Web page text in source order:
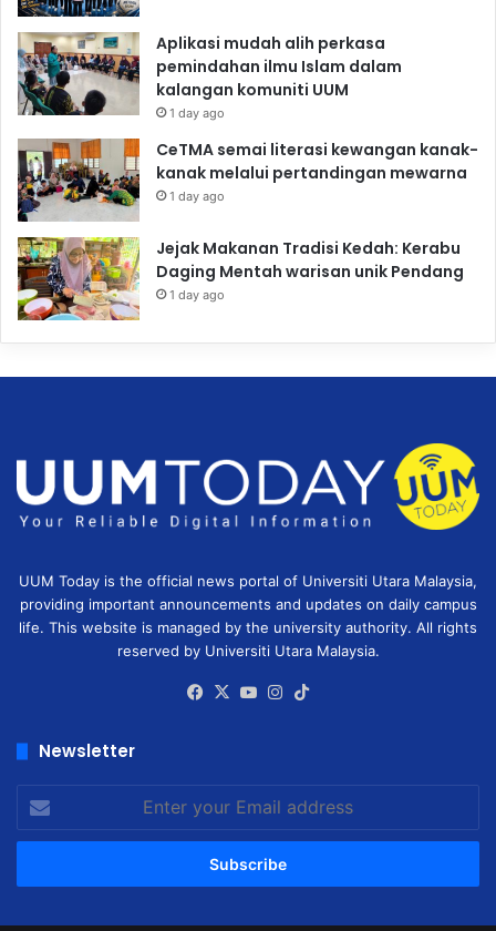
Aplikasi mudah alih perkasa
pemindahan ilmu Islam dalam
kalangan komuniti UUM
1 day ago
CeTMA semai literasi kewangan kanak-
kanak melalui pertandingan mewarna
1 day ago
Jejak Makanan Tradisi Kedah: Kerabu
Daging Mentah warisan unik Pendang
1 day ago
UUM Today is the official news portal of Universiti Utara Malaysia,
providing important announcements and updates on daily campus
life. This website is managed by the university authority. All rights
reserved by Universiti Utara Malaysia.
Facebook
X YouTubeInstagram
Newsletter
your
Email